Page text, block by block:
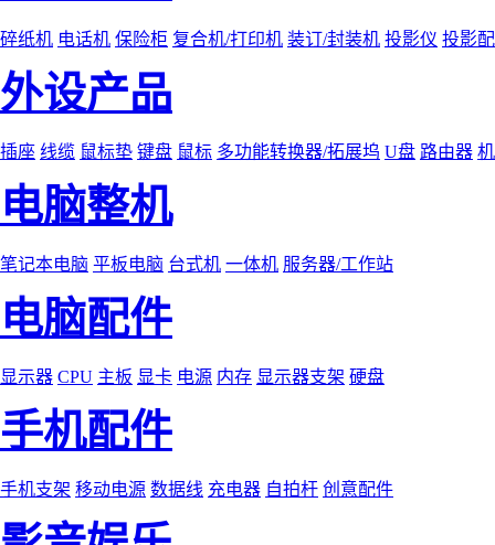
碎纸机 电话机 保险柜 复合机/打印机 装订/封装机 投影仪 投影
外设产品
插座 线缆 鼠标垫 键盘 鼠标 多功能转换器/拓展坞 U盘 路由器
电脑整机
笔记本电脑 平板电脑 台式机 一体机 服务器/工作站
电脑配件
显示器 CPU 主板 显卡 电源 内存 显示器支架 硬盘
手机配件
手机支架 移动电源 数据线 充电器 自拍杆 创意配件